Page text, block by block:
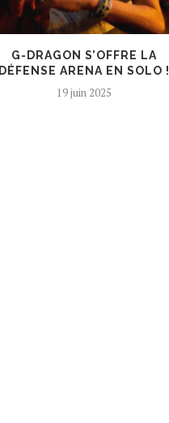
G-DRAGON S’OFFRE LA
DÉFENSE ARENA EN SOLO !
19 juin 2025